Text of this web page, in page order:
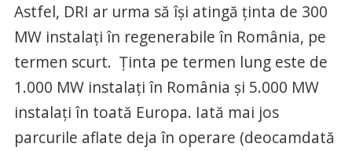
Astfel, DRI ar urma să își atingă ținta de 300
MW instalați în regenerabile în România, pe
termen scurt. Ținta pe termen lung este de
1.000 MW instalați în România și 5.000 MW
instalați în toată Europa. Iată mai jos
parcurile aflate deja în operare (deocamdată